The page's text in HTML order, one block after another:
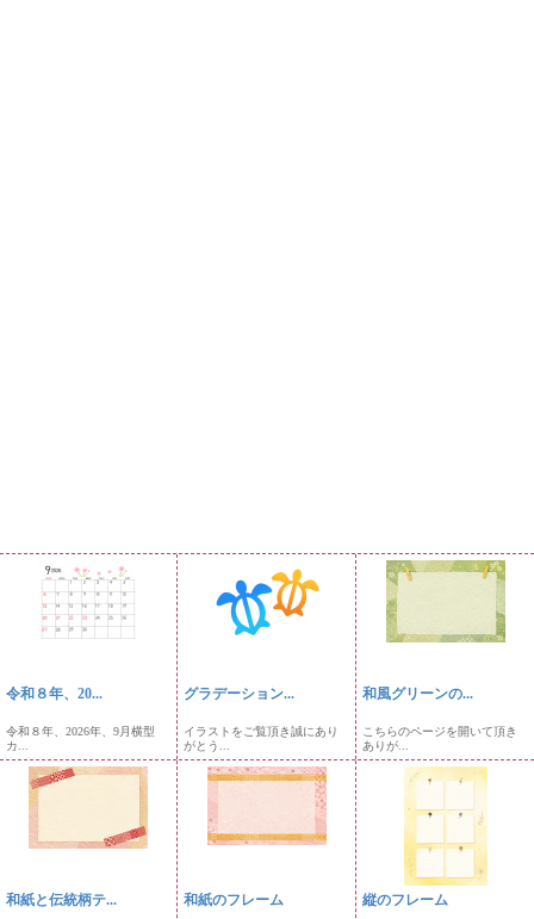
令和８年、20...
令和８年、2026年、9月横型
カ...
グラデーション...
イラストをご覧頂き誠にあり
がとう...
和風グリーンの...
こちらのページを開いて頂き
ありが...
和紙と伝統柄テ... 和紙のフレーム 縦のフレーム